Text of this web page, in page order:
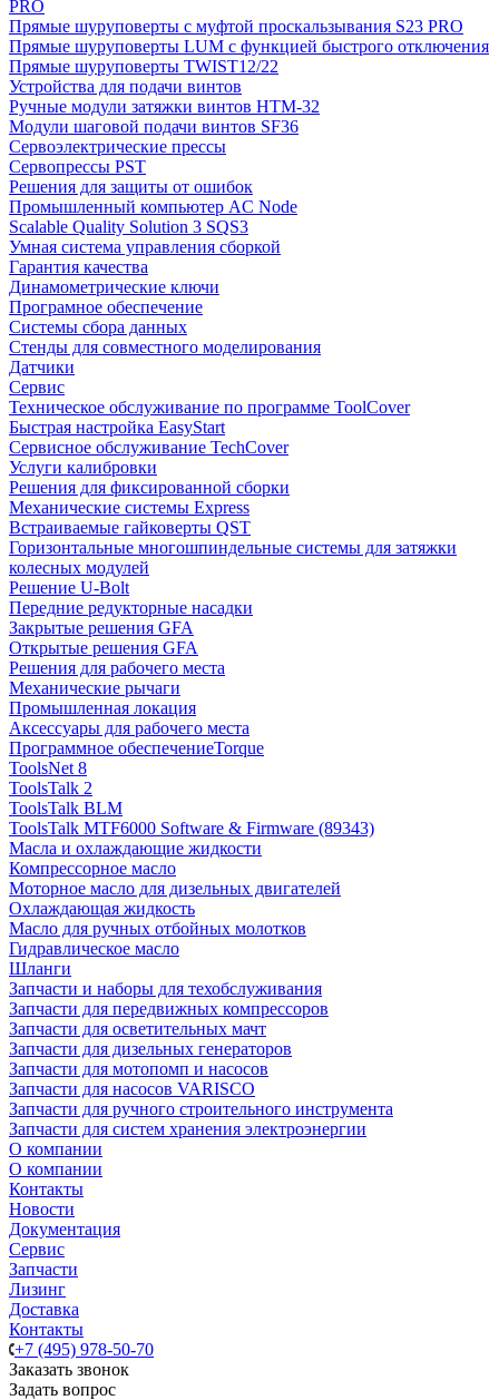
PRO
Прямые шуруповерты с муфтой проскальзывания S23 PRO
Прямые шуруповерты LUM с функцией быстрого отключения
Прямые шуруповерты TWIST12/22
Устройства для подачи винтов
Ручные модули затяжки винтов HTM-32
Модули шаговой подачи винтов SF36
Сервоэлектрические прессы
Сервопрессы PST
Решения для защиты от ошибок
Промышленный компьютер AC Node
Scalable Quality Solution 3 SQS3
Умная система управления сборкой
Гарантия качества
Динамометрические ключи
Програмное обеспечение
Системы сбора данных
Стенды для совместного моделирования
Датчики
Сервис
Техническое обслуживание по программе ToolCover
Быстрая настройка EasyStart
Cервисное обслуживание TechCover
Услуги калибровки
Решения для фиксированной сборки
Механические системы Express
Встраиваемые гайковерты QST
Горизонтальные многошпиндельные системы для затяжки
колесных модулей
Решение U-Bolt
Передние редукторные насадки
Закрытые решения GFA
Открытые решения GFA
Решения для рабочего места
Механические рычаги
Промышленная локация
Аксессуары для рабочего места
Программное обеспечениеTorque
ToolsNet 8
ToolsTalk 2
ToolsTalk BLM
ToolsTalk MTF6000 Software & Firmware (89343)
Масла и охлаждающие жидкости
Компрессорное масло
Моторное масло для дизельных двигателей
Охлаждающая жидкость
Масло для ручных отбойных молотков
Гидравлическое масло
Шланги
Запчасти и наборы для техобслуживания
Запчасти для передвижных компрессоров
Запчасти для осветительных мачт
Запчасти для дизельных генераторов
Запчасти для мотопомп и насосов
Запчасти для насосов VARISCO
Запчасти для ручного строительного инструмента
Запчасти для систем хранения электроэнергии
О компании
О компании
Контакты
Новости
Документация
Сервис
Запчасти
Лизинг
Доставка
Контакты
+7 (495) 978-50-70
Заказать звонок
Задать вопрос